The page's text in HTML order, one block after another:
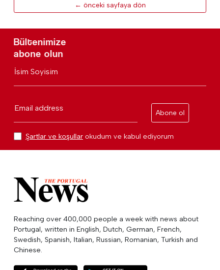
← önceki sayfaya dön
Bültenimize
abone olun
İsim Soyisim
Email address
Abone ol
Şartlar ve koşullar okudum ve kabul ediyorum
Reaching over 400,000 people a week with news about
Portugal, written in English, Dutch, German, French,
Swedish, Spanish, Italian, Russian, Romanian, Turkish and
Chinese.